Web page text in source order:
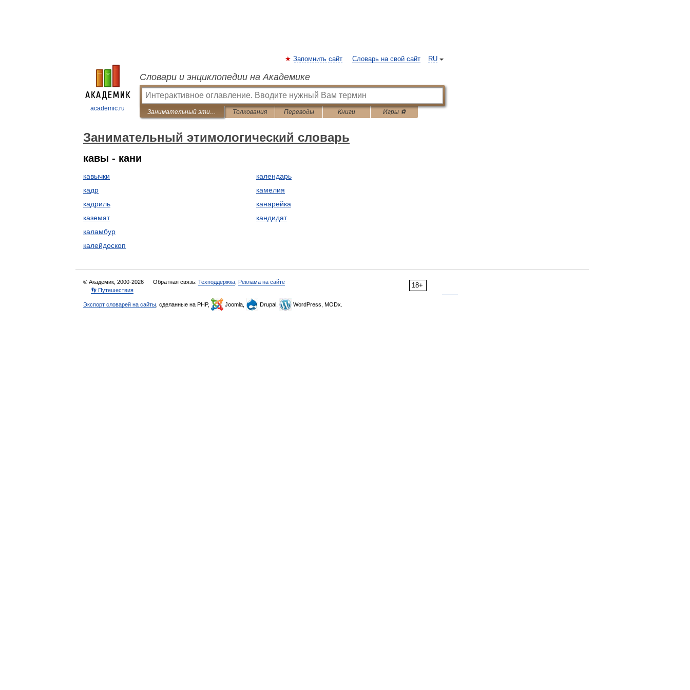
academic.ru
RU
Запомнить сайт Словарь на свой сайт
Словари и энциклопедии на Академике
Занимательный этимологический словарь Толкования Переводы Книги Игры ⚽
Занимательный этимологический словарь
кавы - кани
кавычки
кадр
кадриль
каземат
каламбур
калейдоскоп
календарь
камелия
канарейка
кандидат
18+
© Академик, 2000-2026 Обратная связь: Техподдержка Реклама на сайте
👣 Путешествия
Экспорт словарей на сайты , сделанные на PHP, Joomla, Drupal, WordPress, MODx.